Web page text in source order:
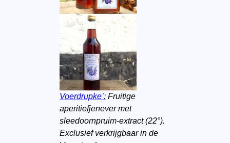
Voerdrupke’:Fruitige
aperitiefjenever met
sleedoornpruim-extract (22°).
Exclusief verkrijgbaar in de